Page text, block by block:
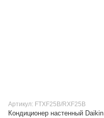
Артикул: FTXF25B/RXF25B
Кондиционер настенный Daikin